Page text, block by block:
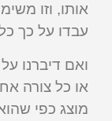
אותו, וזו
עבדו על כך
ואם דיברנו
או כל צורה
מוצג כפי